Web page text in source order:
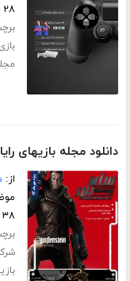
۲۸ صفحه
دانلود مجله بازیهای
از:
۳۸ صفحه